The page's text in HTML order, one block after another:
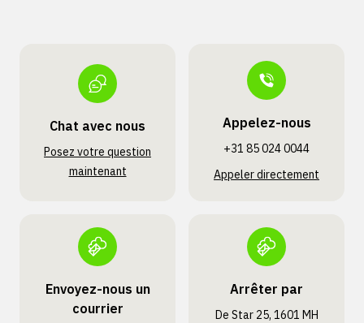
Chat avec nous
Posez votre question
maintenant
Appelez-nous
+31 85 024 0044
Appeler directement
Envoyez-nous un
courrier
Arrêter par
De Star 25, 1601 MH